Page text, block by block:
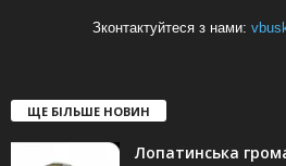
Зконтактуйтеся з нами:
ЩЕ БІЛЬШЕ НОВИН
Лопатинська